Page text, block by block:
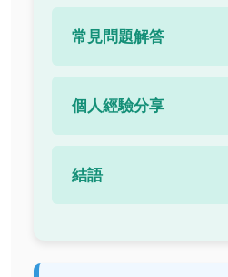
常見問題解答
個人經驗分享
結語